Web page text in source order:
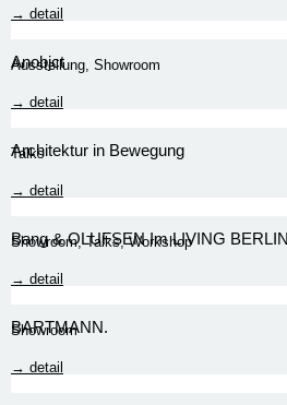
→ detail
Anobjct
Ausstellung Showroom
→ detail
Architektur in Bewegung
Talks
→ detail
Bang & OLUFSEN Im LIVING BERLIN
Showroom,Talks,Workshop
→ detail
BARTMANN.
Showroom
→ detail